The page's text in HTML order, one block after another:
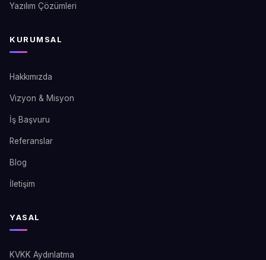
Yazılım Çözümleri
KURUMSAL
Hakkımızda
Vizyon & Misyon
İş Başvuru
Referanslar
Blog
İletişim
YASAL
KVKK Aydınlatma